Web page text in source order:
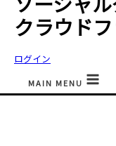
クラウド
ログイン
MAIN MENU